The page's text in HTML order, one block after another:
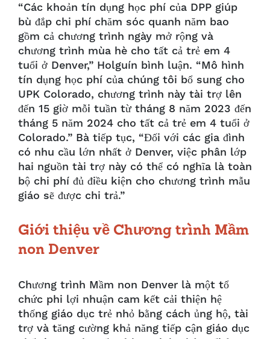
“Các khoản tín dụng học phí của DPP giúp
bù đắp chi phí chăm sóc quanh năm bao
gồm cả chương trình ngày mở rộng và
chương trình mùa hè cho tất cả trẻ em 4
tuổi ở Denver,” Holguín bình luận. “Mô hình
tín dụng học phí của chúng tôi bổ sung cho
UPK Colorado, chương trình này tài trợ lên
đến 15 giờ mỗi tuần từ tháng 8 năm 2023 đến
tháng 5 năm 2024 cho tất cả trẻ em 4 tuổi ở
Colorado.” Bà tiếp tục, “Đối với các gia đình
có nhu cầu lớn nhất ở Denver, việc phân lớp
hai nguồn tài trợ này có thể có nghĩa là toàn
bộ chi phí đủ điều kiện cho chương trình mẫu
giáo sẽ được chi trả.”
Giới thiệu về Chương trình Mầm
non Denver
Chương trình Mầm non Denver là một tổ
chức phi lợi nhuận cam kết cải thiện hệ
thống giáo dục trẻ nhỏ bằng cách ủng hộ, tài
trợ và tăng cường khả năng tiếp cận giáo dục